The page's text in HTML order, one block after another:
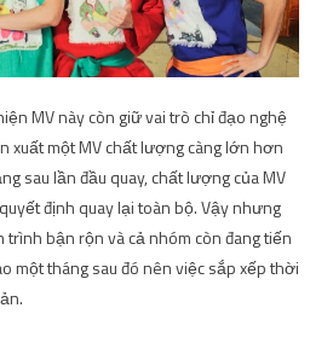
MV này còn giữ vai trò chỉ đạo nghệ
xuất một MV chất lượng càng lớn hơn
sau lần đầu quay, chất lượng của MV
định quay lại toàn bộ. Vậy nhưng
trình bận rộn và cả nhóm còn đang tiến
một tháng sau đó nên việc sắp xếp thời